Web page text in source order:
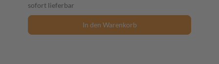
sofort lieferbar
In den Warenkorb